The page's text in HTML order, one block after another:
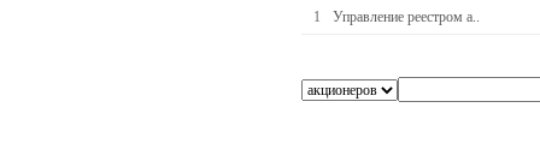
1
Управление реестром а..